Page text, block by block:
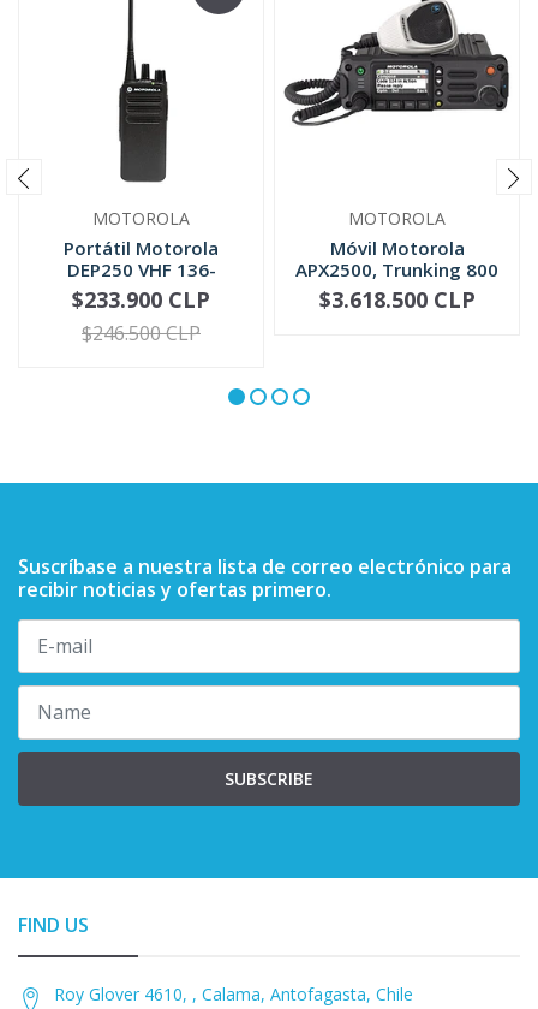
MOTOROLA
Portátil Motorola
DEP250 VHF 136-
174MHz / UHF 4...
VIEW OPTIONS
$233.900 CLP
$246.500 CLP
MOTOROLA
Móvil Motorola
APX2500, Trunking 800
Mhz, P25/P...
+
$3.618.500 CLP
Suscríbase a nuestra lista de correo electrónico para
recibir noticias y ofertas primero.
SUBSCRIBE
FIND US
Roy Glover 4610, , Calama, Antofagasta, Chile